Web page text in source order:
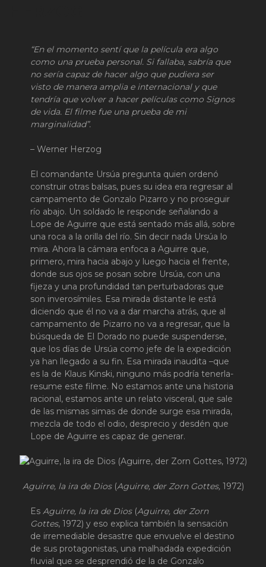
“En el momento sentí que la película era algo
como una prueba personal. Si fallaba, sabría que
no sería capaz de hacer algo que pudiera ser
visto de manera amplia e internacional y que
tendría que volver a hacer películas como Signos
de vida. El filme fue una prueba de mi
marginalidad”.
– Werner Herzog
El comandante Ursúa pregunta quien ordenó
construir otras balsas, pues su idea era regresar al
campamento de Gonzalo Pizarro y no proseguir
río abajo. Un soldado le responde señalando a
Lope de Aguirre que está sentado más allá, sobre
una roca a la orilla del río. Sin decir nada Ursúa lo
mira. Ahora la cámara enfoca a Aguirre que,
primero, mira hacia abajo y luego hacia el frente,
donde sus ojos se posan sobre Ursúa, con una
fijeza y una profundidad tan perturbadoras que
son inverosímiles. Esa mirada distante le está
diciendo que él no va a dar marcha atrás, que al
campamento de Pizarro no va a regresar, que la
búsqueda de El Dorado no puede suspenderse,
que los días de Ursúa como jefe de la expedición
ya han llegado a su fin. Esa mirada inaudita –que
es la de Klaus Kinski, ninguno más podría tenerla-
resume este filme. No estamos ante una historia
racional, estamos ante un relato visceral, que sale
de las mismas simas de donde surge esa mirada,
mezcla de todo el odio, desprecio y desdén que
Lope de Aguirre es capaz de generar.
Aguirre, la ira de Dios(Aguirre, der Zorn Gottes, 1972)
Es Aguirre, la ira de Dios(Aguirre, der Zorn
Gottes, 1972) y eso explica también la sensación
de irremediable desastre que envuelve el destino
de sus protagonistas, una malhadada expedición
fluvial que se desprendió de la de Gonzalo